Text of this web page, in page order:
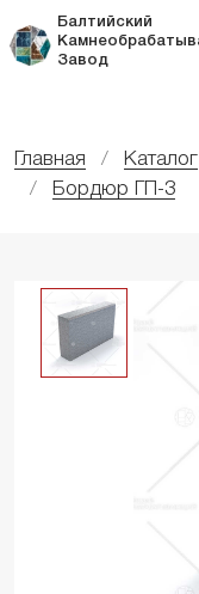
Балтийский
Завод
Главная Каталог
Бордюр ГП-3